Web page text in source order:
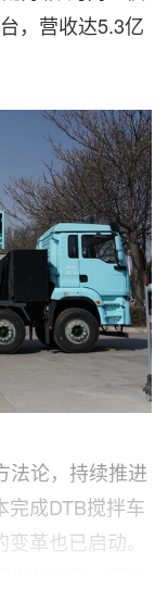
，营收达5.3亿
法论，持续推进
完成DTB搅拌车
革也已启动。
与销售，深化